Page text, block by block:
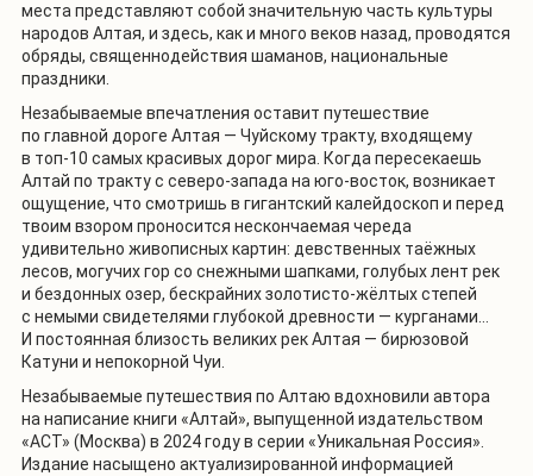
места представляют собой значительную часть культуры
народов Алтая, и здесь, как и много веков назад, проводятся
обряды, священнодействия шаманов, наци­ональные
праздники.
Незабываемые впечатления оставит путешествие
по главной дороге Алтая — Чуйскому тракту, входящему
в топ-10 самых красивых дорог мира. Когда пересекаешь
Алтай по тракту с северо-запада на юго-восток, возникает
ощущение, что смотришь в гигантский калейдоскоп и перед
твоим взором проносится нескончаемая череда
удивительно живописных картин: девственных таёжных
лесов, могучих гор со снежными шапками, голубых лент рек
и бездонных озер, бескрайних золотисто-жёлтых степей
с немыми свидетелями глубокой древности — курганами…
И постоянная близость великих рек Алтая — бирюзовой
Катуни и непокорной Чуи.
Незабываемые путешествия по Алтаю вдохновили автора
на написание книги «Алтай», выпущенной издательством
«АСТ» (Москва) в 2024 году в серии «Уникальная Россия».
Издание насыщено актуализированной информацией